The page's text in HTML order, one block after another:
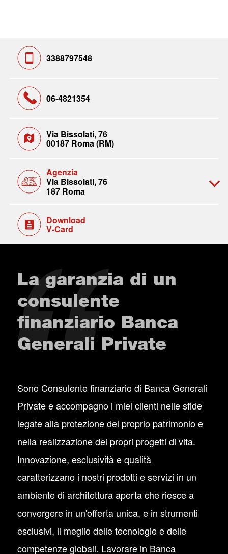
3388797548
06-4821354
Via Bissolati, 76
00187 Roma (RM)
Agenzia
Via Bissolati, 76
187 Roma
Download
V-Card
La garanzia di un
consulente
finanziario Banca
Generali Private
Sono Consulente finanziario di Banca Generali
Private e accompagno i miei clienti nelle sfide
legate alla protezione del proprio patrimonio e
nella realizzazione dei propri progetti di vita.
Innovazione, esclusività e qualità
caratterizzano i nostri prodotti e servizi in un
ambiente di architettura aperta che riesce a
convergere in un'offerta unica, e in strumenti
esclusivi, il meglio delle tecnologie e delle
competenze globali. Lavorare in Banca